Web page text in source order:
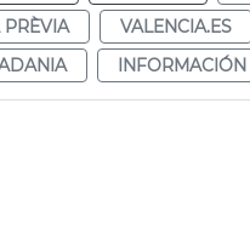
PRÈVIA
VALENCIA.ES